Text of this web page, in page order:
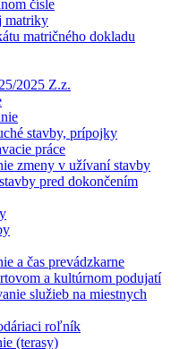
čísle
matriky
matričného dokladu
2025 Z.z.
stavby, prípojky
práce
zmeny v užívaní stavby
pred dokončením
a čas prevádzkarne
a kultúrnom podujatí
služieb na miestnych
roľník
(terasy)